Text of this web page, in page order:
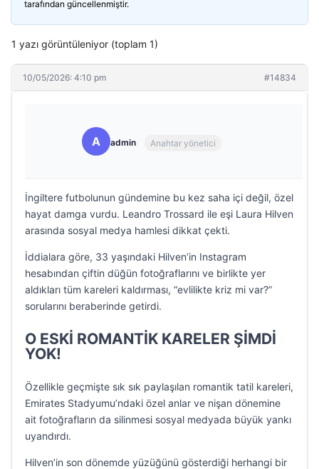
tarafından güncellenmiştir.
1 yazı görüntüleniyor (toplam 1)
10/05/2026: 4:10 pm #14834
A admin Anahtar yönetici
İngiltere futbolunun gündemine bu kez saha içi değil, özel
hayat damga vurdu. Leandro Trossard ile eşi Laura Hilven
arasında sosyal medya hamlesi dikkat çekti.
İddialara göre, 33 yaşındaki Hilven’in Instagram
hesabından çiftin düğün fotoğraflarını ve birlikte yer
aldıkları tüm kareleri kaldırması, “evlilikte kriz mi var?”
sorularını beraberinde getirdi.
O ESKİ ROMANTİK KARELER ŞİMDİ
YOK!
Özellikle geçmişte sık sık paylaşılan romantik tatil kareleri,
Emirates Stadyumu’ndaki özel anlar ve nişan dönemine
ait fotoğrafların da silinmesi sosyal medyada büyük yankı
uyandırdı.
Hilven’in son dönemde yüzüğünü gösterdiği herhangi bir